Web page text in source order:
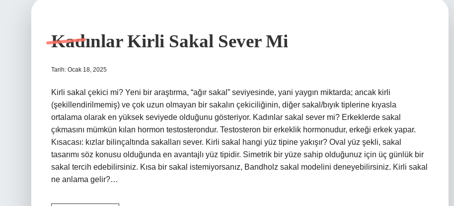
Kadınlar Kirli Sakal Sever Mi
Tarih: Ocak 18, 2025
Kirli sakal çekici mi? Yeni bir araştırma, “ağır sakal” seviyesinde, yani yaygın miktarda; ancak kirli
(şekillendirilmemiş) ve çok uzun olmayan bir sakalın çekiciliğinin, diğer sakal/bıyık tiplerine kıyasla
ortalama olarak en yüksek seviyede olduğunu gösteriyor. Kadınlar sakal sever mi? Erkeklerde sakal
çıkmasını mümkün kılan hormon testosterondur. Testosteron bir erkeklik hormonudur, erkeği erkek yapar.
Kısacası: kızlar bilinçaltında sakalları sever. Kirli sakal hangi yüz tipine yakışır? Oval yüz şekli, sakal
tasarımı söz konusu olduğunda en avantajlı yüz tipidir. Simetrik bir yüze sahip olduğunuz için üç günlük bir
sakal tercih edebilirsiniz. Kısa bir sakal istemiyorsanız, Bandholz sakal modelini deneyebilirsiniz. Kirli sakal
ne anlama gelir?…